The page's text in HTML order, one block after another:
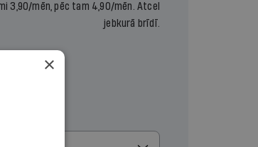
3,90/mēn, pēc tam 4,90/mēn. Atcel
jebkurā brīdī.
×